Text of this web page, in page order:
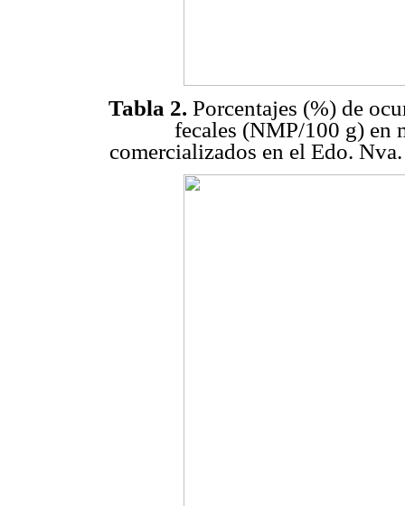
Tabla 2. Porcentajes (%) de
fecales (NMP/100 g) en
comercializados en el Edo.